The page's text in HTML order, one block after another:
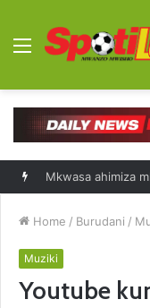
Menu
Mkwasa ahimiza
Home / Burudani /
Muziki
Youtube